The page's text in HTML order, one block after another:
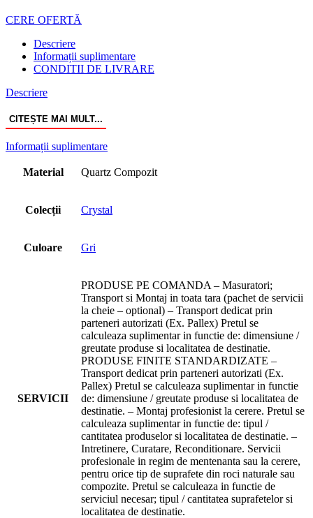
CERE OFERTĂ
Descriere
Informații suplimentare
CONDITII DE LIVRARE
Descriere
CITEȘTE MAI MULT...
Informații suplimentare
Material Quartz Compozit
Colecții Crystal
Culoare Gri
SERVICII
PRODUSE PE COMANDA – Masuratori;
Transport si Montaj in toata tara (pachet de servicii
la cheie – optional) – Transport dedicat prin
parteneri autorizati (Ex. Pallex) Pretul se
calculeaza suplimentar in functie de: dimensiune /
greutate produse si localitatea de destinatie.
PRODUSE FINITE STANDARDIZATE –
Transport dedicat prin parteneri autorizati (Ex.
Pallex) Pretul se calculeaza suplimentar in functie
de: dimensiune / greutate produse si localitatea de
destinatie. – Montaj profesionist la cerere. Pretul se
calculeaza suplimentar in functie de: tipul /
cantitatea produselor si localitatea de destinatie. –
Intretinere, Curatare, Reconditionare. Servicii
profesionale in regim de mentenanta sau la cerere,
pentru orice tip de suprafete din roci naturale sau
compozite. Pretul se calculeaza in functie de
serviciul necesar; tipul / cantitatea suprafetelor si
localitatea de destinatie.